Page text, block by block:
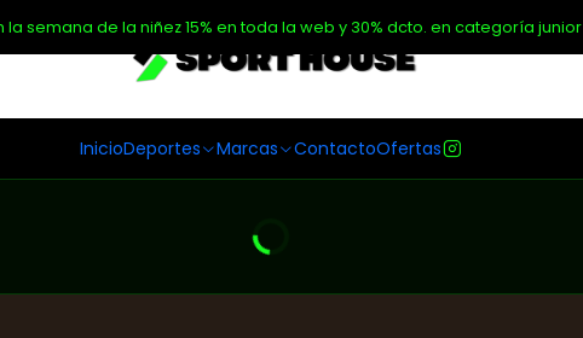
InicioDeportes Marcas ContactoOfertas
la semana de la niñez 15% en toda la web y 30% dcto. en categoría junior